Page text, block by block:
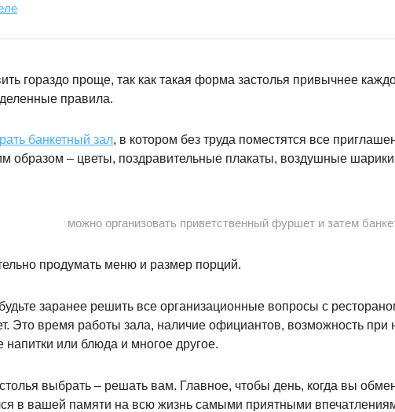
гораздо проще, так как такая форма застолья привычнее
правила.
банкетный зал, в котором без труда поместятся все
образом – цветы, поздравительные плакаты, воздушные
можно организовать приветственный фуршет и затем
продумать меню и размер порций.
заранее решить все организационные вопросы с
Это время работы зала, наличие официантов, возможность при
напитки или блюда и многое другое.
выбрать – решать вам. Главное, чтобы день, когда вы
в вашей памяти на всю жизнь самыми приятными